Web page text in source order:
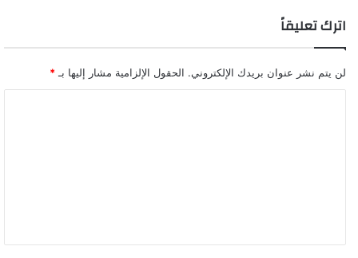
اترك تعليقاً
لن يتم نشر عنوان بريدك الإلكتروني. الحقول الإلزامية مشار إليها بـ *
ق